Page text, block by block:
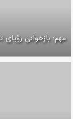
مهم: بازخوانی رؤیای